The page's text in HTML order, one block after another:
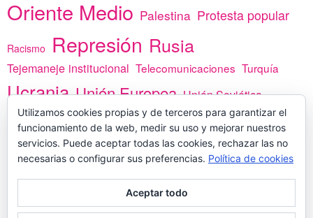
Oriente Medio Palestina Protesta popular
Racismo Represión Rusia
Tejemaneje institucional Telecomunicaciones Turquía
Ucrania Unión Europea Unión Soviética
vacunas Yemen África
PREGÚNTANOS
Utilizamos cookies propias y de terceros para garantizar el
funcionamiento de la web, medir su uso y mejorar nuestros
servicios. Puede aceptar todas las cookies, rechazar las no
necesarias o configurar sus preferencias. Política de cookies
Aceptar todo